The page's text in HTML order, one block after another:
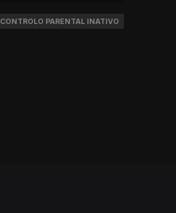
CONTROLO PARENTAL INATIVO